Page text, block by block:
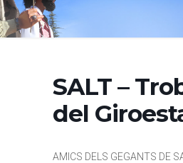
SALT –
del
AMICS DELS GEGANTS DE